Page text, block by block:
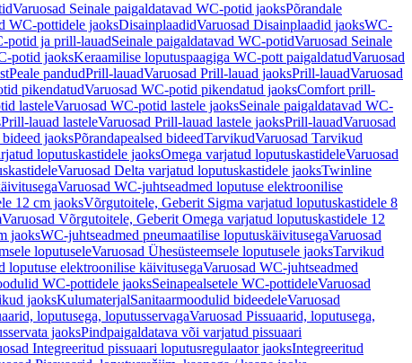
Varuosad Seinale paigaldatavad WC-potid jaoksPõrandale
WC-pottidele jaoksDisainplaadidVaruosad Disainplaadid jaoksWC-
potid ja prill-lauadSeinale paigaldatavad WC-potidVaruosad Seinale
potid jaoksKeraamilise loputuspaagiga WC-pott paigaldatudVaruosad
Peale pandudPrill-lauadVaruosad Prill-lauad jaoksPrill-lauadVaruosad
pikendatudVaruosad WC-potid pikendatud jaoksComfort prill-
lasteleVaruosad WC-potid lastele jaoksSeinale paigaldatavad WC-
Prill-lauad lasteleVaruosad Prill-lauad lastele jaoksPrill-lauadVaruosad
jaoksPõrandapealsed bideedTarvikudVaruosad Tarvikud
loputuskastidele jaoksOmega varjatud loputuskastideleVaruosad
Varuosad Delta varjatud loputuskastidele jaoksTwinline
Varuosad WC-juhtseadmed loputuse elektroonilise
12 cm jaoksVõrgutoitele, Geberit Sigma varjatud loputuskastidele 8
Varuosad Võrgutoitele, Geberit Omega varjatud loputuskastidele 12
jaoksWC-juhtseadmed pneumaatilise loputuskäivitusegaVaruosad
loputuseleVaruosad Ühesüsteemsele loputusele jaoksTarvikud
loputuse elektroonilise käivitusegaVaruosad WC-juhtseadmed
WC-pottidele jaoksSeinapealsetele WC-pottideleVaruosad
jaoksKulumaterjalSanitaarmoodulid bideedeleVaruosad
loputusega, loputusservagaVaruosad Pissuaarid, loputusega,
jaoksPindpaigaldatava või varjatud pissuaari
Integreeritud pissuaari loputusregulaator jaoksIntegreeritud